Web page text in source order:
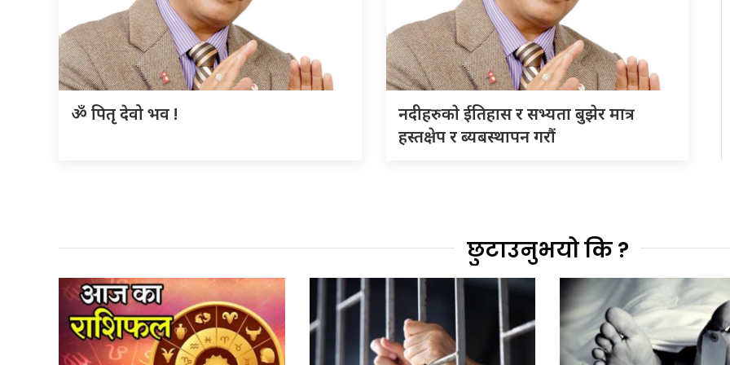
ॐ पितृ देवो भव !
नदीहरुकाे ईतिहास र सभ्यता बुझेर मात्र
हस्तक्षेप र ब्यबस्थापन गराैं
छुटाउनुभयो कि ?